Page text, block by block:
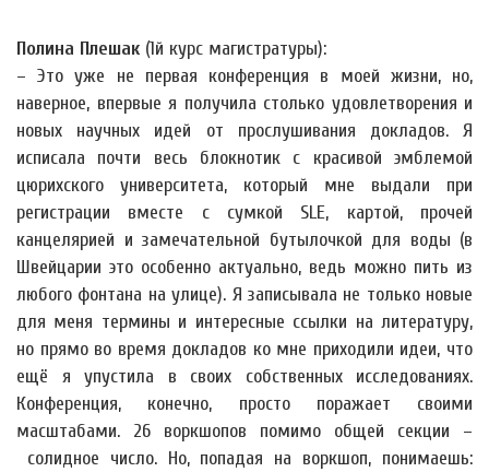
Полина Плешак (1й курс магистратуры):
– Это уже не первая конференция в моей жизни, но,
наверное, впервые я получила столько удовлетворения и
новых научных идей от прослушивания докладов. Я
исписала почти весь блокнотик с красивой эмблемой
цюрихского университета, который мне выдали при
регистрации вместе с сумкой SLE, картой, прочей
канцелярией и замечательной бутылочкой для воды (в
Швейцарии это особенно актуально, ведь можно пить из
любого фонтана на улице). Я записывала не только новые
для меня термины и интересные ссылки на литературу,
но прямо во время докладов ко мне приходили идеи, что
ещё я упустила в своих собственных исследованиях.
Конференция, конечно, просто поражает своими
масштабами. 26 воркшопов помимо общей секции –
солидное число. Но, попадая на воркшоп, понимаешь: